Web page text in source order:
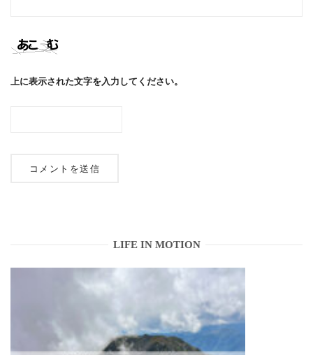
上に表示された文字を入力してください。
LIFE IN MOTION